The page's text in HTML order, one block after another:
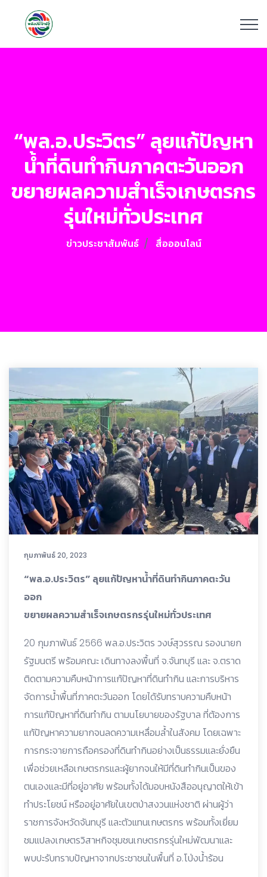
“พล.อ.ประวิตร” ลุยแก้ปัญหา
น้ำที่ดินทำกินภาคตะวันออก
ขยายผลความสำเร็จเกษตรกร
รุ่นใหม่ทั่วประเทศ
ข่าวประชาสัมพันธ์ สื่อออนไลน์
กุมภาพันธ์ 20, 2023
“พล.อ.ประวิตร” ลุยแก้ปัญหาน้ำที่ดินทำกินภาคตะวัน
ออก
ขยายผลความสำเร็จเกษตรกรรุ่นใหม่ทั่วประเทศ
20 กุมภาพันธ์ 2566 พล.อ.ประวิตร วงษ์สุวรรณ รองนายก
รัฐมนตรี พร้อมคณะ เดินทางลงพื้นที่ จ.จันทบุรี และ จ.ตราด
ติดตามความคืบหน้าการแก้ปัญหาที่ดินทำกิน และการบริหาร
จัดการน้ำพื้นที่ภาคตะวันออก โดยได้รับทราบความคืบหน้า
การแก้ปัญหาที่ดินทำกิน ตามนโยบายของรัฐบาล ที่ต้องการ
แก้ปัญหาความยากจนลดความเหลื่อมล้ำในสังคม โดยเฉพาะ
การกระจายการถือครองที่ดินทำกินอย่างเป็นธรรมและยั่งยืน
เพื่อช่วยเหลือเกษตรกรและผู้ยากจนให้มีที่ดินทำกินเป็นของ
ตนเองและมีที่อยู่อาศัย พร้อมทั้งได้มอบหนังสืออนุญาตให้เข้า
ทำประโยชน์ หรืออยู่อาศัยในเขตป่าสงวนแห่งชาติ ผ่านผู้ว่า
ราชการจังหวัดจันทบุรี และตัวแทนเกษตรกร พร้อมทั้งเยี่ยม
ชมแปลงเกษตรวิสาหกิจชุมชนเกษตรกรรุ่นใหม่พัฒนาและ
พบปะรับทราบปัญหาจากประชาชนในพื้นที่ อ.โป่งน้ำร้อน